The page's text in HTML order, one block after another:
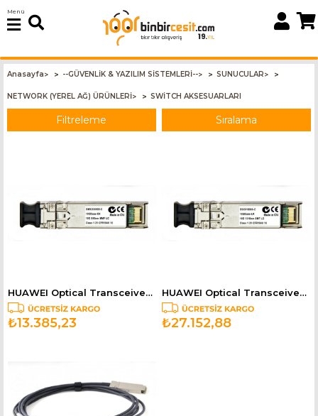
Menü
Anasayfa> --GÜVENLİK & YAZILIM SİSTEMLERİ--> SUNUCULAR>
NETWORK (YEREL AĞ) ÜRÜNLERİ> SWİTCH AKSESUARLARI
Filtreleme Sıralama
HUAWEI Optical Transceiver,SFP+,10G,Multi-mode Module(850nm,0.3km,LC) OMXD30000
₺13.385,23
HUAWEI Optical Transceiver,SFP+,10G,Single-mode Module(1310nm,10km,LC) OSX010000
₺27.152,88